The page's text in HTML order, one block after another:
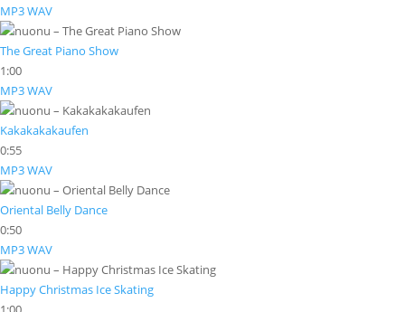
MP3WAV
The Great Piano Show
1:00
MP3WAV
Kakakakakaufen
0:55
MP3WAV
Oriental Belly Dance
0:50
MP3WAV
Happy Christmas Ice Skating